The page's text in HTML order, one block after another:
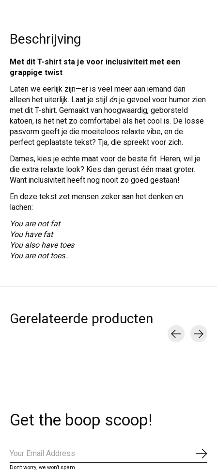
Beschrijving
Met dit T-shirt sta je voor inclusiviteit met een
grappige twist
Laten we eerlijk zijn—er is veel meer aan iemand dan
alleen het uiterlijk. Laat je stijl énje gevoel voor humor zien
met dit T-shirt. Gemaakt van hoogwaardig, geborsteld
katoen, is het net zo comfortabel als het cool is. De losse
pasvorm geeft je die moeiteloos relaxte vibe, en de
perfect geplaatste tekst? Tja, die spreekt voor zich.
Dames, kies je echte maat voor de beste fit. Heren, wil je
die extra relaxte look? Kies dan gerust één maat groter.
Want inclusiviteit heeft nog nooit zo goed gestaan!
En deze tekst zet mensen zeker aan het denken en
lachen:
You are not fat
You have fat
You also have toes
You are not toes..
Gerelateerde producten
Get the boop scoop!
Don’t worry, we won’t spam